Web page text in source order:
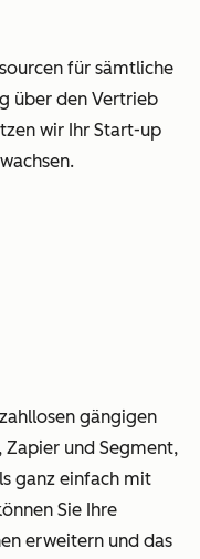
für sämtliche
über den Vertrieb
wir Ihr Start-up
gängigen
Zapier und Segment,
ganz einfach mit
Sie Ihre
erweitern und das